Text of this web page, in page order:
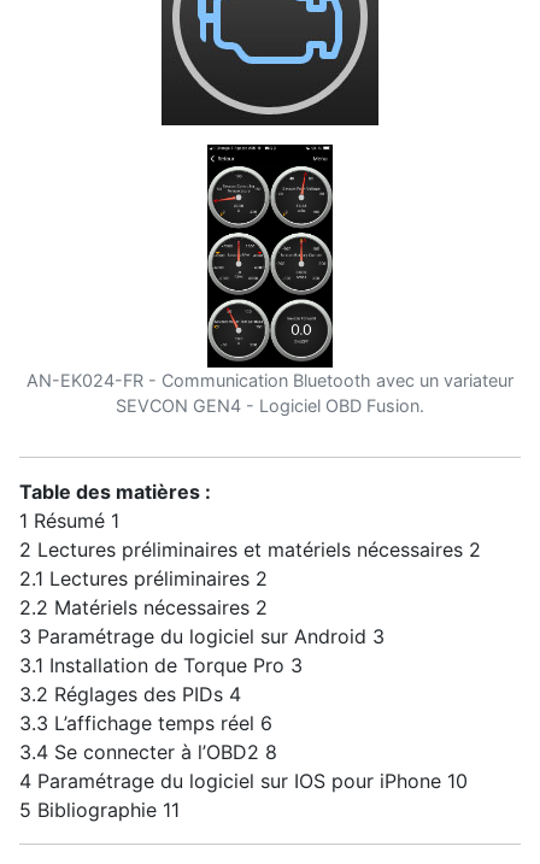
AN-EK024-FR - Communication Bluetooth avec un variateur
SEVCON GEN4 - Logiciel OBD Fusion.
Table des matières :
1 Résumé 1
2 Lectures préliminaires et matériels nécessaires 2
2.1 Lectures préliminaires 2
2.2 Matériels nécessaires 2
3 Paramétrage du logiciel sur Android 3
3.1 Installation de Torque Pro 3
3.2 Réglages des PIDs 4
3.3 L’affichage temps réel 6
3.4 Se connecter à l’OBD2 8
4 Paramétrage du logiciel sur IOS pour iPhone 10
5 Bibliographie 11